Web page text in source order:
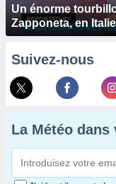
Un énorme
Zapponeta, en Italie
Suivez-nous
La Météo dans